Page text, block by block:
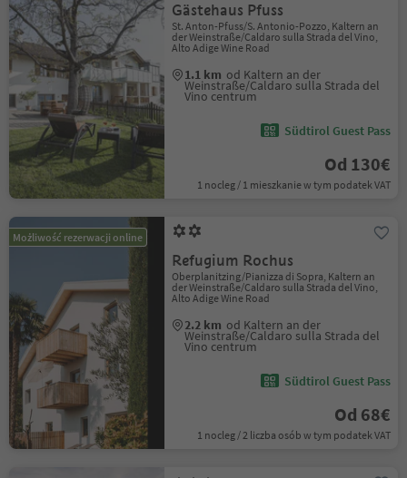
Gästehaus Pfuss
St. Anton-Pfuss/S. Antonio-Pozzo, Kaltern an
der Weinstraße/Caldaro sulla Strada del Vino,
Alto Adige Wine Road
1.1 km od Kaltern an der
Weinstraße/Caldaro sulla Strada del
Vino centrum
Südtirol Guest Pass
Od 130€
1 nocleg / 1 mieszkanie w tym podatek VAT
Możliwość rezerwacji online
Refugium Rochus
Oberplanitzing/Pianizza di Sopra, Kaltern an
der Weinstraße/Caldaro sulla Strada del Vino,
Alto Adige Wine Road
2.2 km od Kaltern an der
Weinstraße/Caldaro sulla Strada del
Vino centrum
Südtirol Guest Pass
Od 68€
1 nocleg / 2 liczba osób w tym podatek VAT